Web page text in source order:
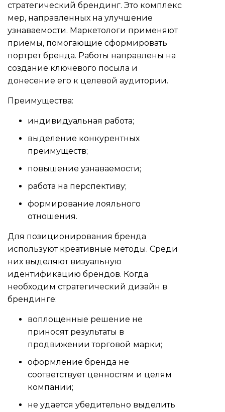
стратегический брендинг. Это комплекс
мер, направленных на улучшение
узнаваемости. Маркетологи применяют
приемы, помогающие сформировать
портрет бренда. Работы направлены на
создание ключевого посыла и
донесение его к целевой аудитории.
Преимущества:
индивидуальная работа;
выделение конкурентных
преимуществ;
повышение узнаваемости;
работа на перспективу;
формирование лояльного
отношения.
Для позиционирования бренда
используют креативные методы. Среди
них выделяют визуальную
идентификацию брендов. Когда
необходим стратегический дизайн в
брендинге:
воплощенные решение не
приносят результаты в
продвижении торговой марки;
оформление бренда не
соответствует ценностям и целям
компании;
не удается убедительно выделить